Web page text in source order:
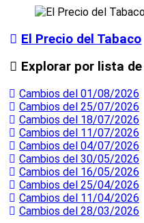
El Precio del Tabaco
Explorar por lista
Cambios del 01/08/2026
Cambios del 25/07/2026
Cambios del 18/07/2026
Cambios del 11/07/2026
Cambios del 04/07/2026
Cambios del 30/05/2026
Cambios del 16/05/2026
Cambios del 25/04/2026
Cambios del 11/04/2026
Cambios del 28/03/2026